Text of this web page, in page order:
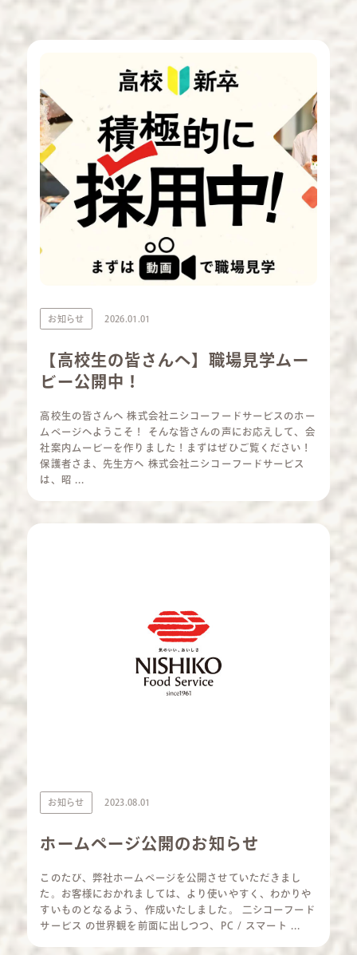
お知らせ 2026.01.01
【高校生の皆さんへ】職場見学ムー
ビー公開中！
高校生の皆さんへ 株式会社ニシコーフードサービスのホー
ムページへようこそ！ そんな皆さんの声にお応えして、会
社案内ムービーを作りました！まずはぜひご覧ください！
保護者さま、先生方へ 株式会社ニシコーフードサービス
は、昭 ...
お知らせ 2023.08.01
ホームページ公開のお知らせ
このたび、弊社ホームページを公開させていただきまし
た。お客様におかれましては、より使いやすく、わかりや
すいものとなるよう、作成いたしました。 二シコーフード
サービス の世界観を前面に出しつつ、PC / スマート ...